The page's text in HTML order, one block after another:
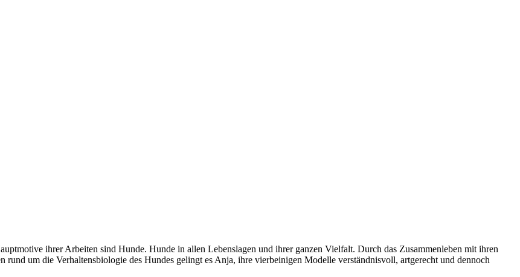
ihrer Arbeiten sind Hunde. Hunde in allen Lebenslagen und ihrer ganzen Vielfalt. Durch das Zusammenleben mit ihren
rund um die Verhaltensbiologie des Hundes gelingt es Anja, ihre vierbeinigen Modelle verständnisvoll, artgerecht und dennoch